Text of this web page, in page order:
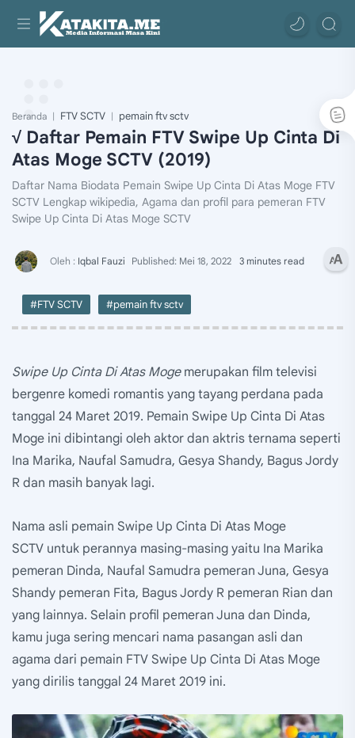
Beranda FTV SCTV pemain ftv sctv
√ Daftar Pemain FTV Swipe Up Cinta Di
Atas Moge SCTV (2019)
Daftar Nama Biodata Pemain Swipe Up Cinta Di Atas Moge FTV
SCTV Lengkap wikipedia, Agama dan profil para pemeran FTV
Swipe Up Cinta Di Atas Moge SCTV
3 minutes read
#FTV SCTV #pemain ftv sctv
Swipe Up Cinta Di Atas Mogemerupakan film televisi
bergenre komedi romantis yang tayang perdana pada
tanggal 24 Maret 2019. Pemain Swipe Up Cinta Di Atas
Moge ini dibintangi oleh aktor dan aktris ternama seperti
Ina Marika, Naufal Samudra, Gesya Shandy, Bagus Jordy
R dan masih banyak lagi.
Nama asli pemain Swipe Up Cinta Di Atas Moge
SCTV untuk perannya masing-masing yaitu Ina Marika
pemeran Dinda, Naufal Samudra pemeran Juna, Gesya
Shandy pemeran Fita, Bagus Jordy R pemeran Rian dan
yang lainnya. Selain profil pemeran Juna dan Dinda,
kamu juga sering mencari nama pasangan asli dan
agama dari pemain FTV Swipe Up Cinta Di Atas Moge
yang dirilis tanggal 24 Maret 2019 ini.